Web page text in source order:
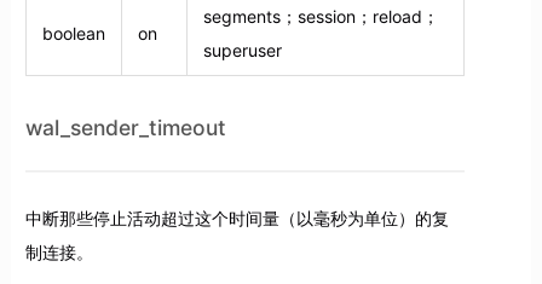
boolean on
segments；session；reload；
superuser
wal_sender_timeout
中断那些停止活动超过这个时间量（以毫秒为单位）的复
制连接。